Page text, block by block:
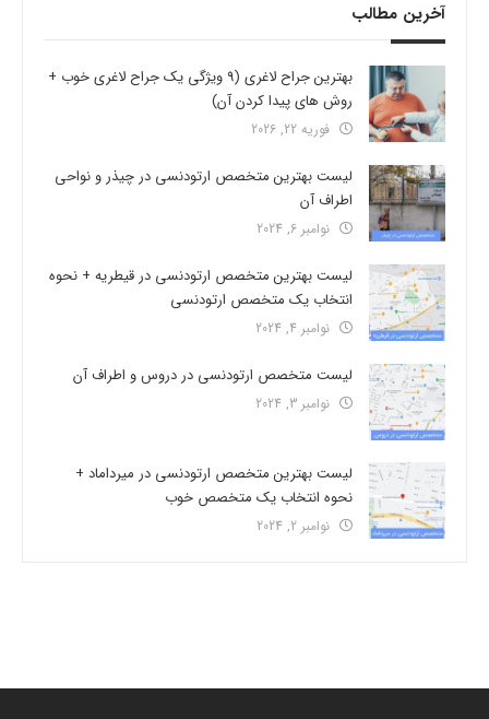
آخرین مطالب
بهترین جراح لاغری (9 ویژگی یک جراح لاغری خوب +
روش های پیدا کردن آن)
فوریه 22, 2026
لیست بهترین متخصص ارتودنسی در چیذر و نواحی
اطراف آن
نوامبر 6, 2024
لیست بهترین متخصص ارتودنسی در قیطریه + نحوه
انتخاب یک متخصص ارتودنسی
نوامبر 4, 2024
لیست متخصص ارتودنسی در دروس و اطراف آن
نوامبر 3, 2024
لیست بهترین متخصص ارتودنسی در میرداماد +
نحوه انتخاب یک متخصص خوب
نوامبر 2, 2024